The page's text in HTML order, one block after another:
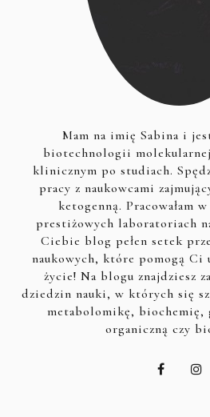
Mam na imię Sabina i
biotechnologii
klinicznym po studiach.
pracy z naukowcami
ketogenną. Pracowałam
prestiżowych laboratoriach
Ciebie blog pełen setek
naukowych, które pomogą Ci
życie! Na blogu znajdziesz
dziedzin nauki, w których się
metabolomikę, biochemię,
organiczną czy